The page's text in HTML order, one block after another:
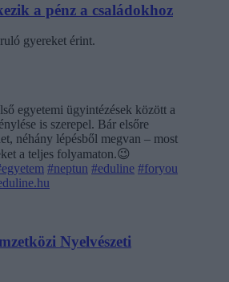
a pénz a családokhoz
gyereket érint.
egyetemi ügyintézések között a
is szerepel. Bár elsőre
néhány lépésből megvan – most
a teljes folyamaton.😉
#neptun #eduline #foryou
Nyelvészeti